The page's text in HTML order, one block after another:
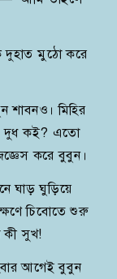
দুহাত মুঠো করে
শাবনও। মিহির
দুধ কই? এতো
করে বুবুন।
ঘাড় ঘুড়িয়ে
চিবোতে শুরু
কী সুখ!
আগেই বুবুন